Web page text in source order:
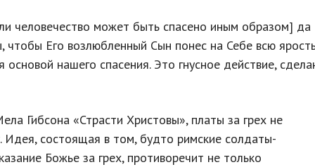
человечество может быть спасено иным образом]
Его возлюбленный Сын понес на Себе всю
основой нашего спасения. Это гнусное действие,
Гибсона «Страсти Христовы», платы за грех не
состоящая в том, будто римские солдаты-
Божье за грех, противоречит не только